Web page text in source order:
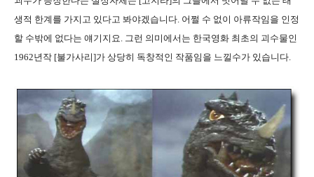
생적 한계를 가지고 있다고 봐야겠습니다. 어쩔 수 없이 아류작임을 인정
할 수밖에 없다는 얘기지요. 그런 의미에서는 한국영화 최초의 괴수물인
1962년작 [불가사리]가 상당히 독창적인 작품임을 느낄수가 있습니다.